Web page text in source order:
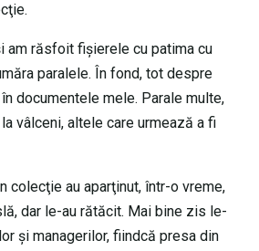
am răsfoit fişierele cu patima cu
paralele. În fond, tot despre
documentele mele. Parale multe,
vâlceni, altele care urmează a fi
colecţie au aparţinut, într-o vreme,
dar le-au rătăcit. Mai bine zis le-
şi managerilor, fiindcă presa din